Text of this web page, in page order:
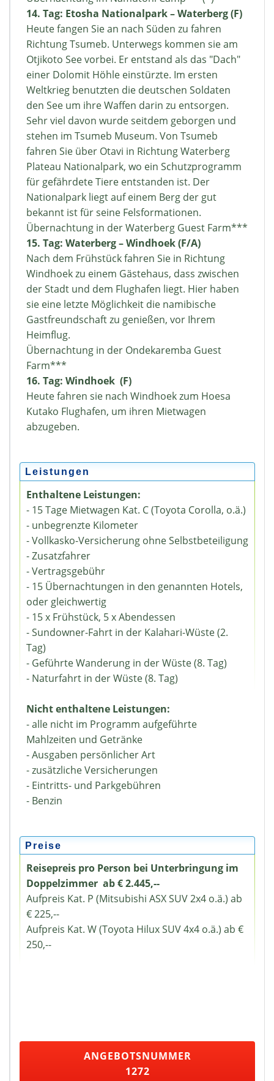
14. Tag: Etosha Nationalpark – Waterberg (F)
Heute fangen Sie an nach Süden zu fahren
Richtung Tsumeb. Unterwegs kommen sie am
Otjikoto See vorbei. Er entstand als das "Dach"
einer Dolomit Höhle einstürzte. Im ersten
Weltkrieg benutzten die deutschen Soldaten
den See um ihre Waffen darin zu entsorgen.
Sehr viel davon wurde seitdem geborgen und
stehen im Tsumeb Museum. Von Tsumeb
fahren Sie über Otavi in Richtung Waterberg
Plateau Nationalpark, wo ein Schutzprogramm
für gefährdete Tiere entstanden ist. Der
Nationalpark liegt auf einem Berg der gut
bekannt ist für seine Felsformationen.
Übernachtung in der Waterberg Guest Farm***
15. Tag: Waterberg – Windhoek (F/A)
Nach dem Frühstück fahren Sie in Richtung
Windhoek zu einem Gästehaus, dass zwischen
der Stadt und dem Flughafen liegt. Hier haben
sie eine letzte Möglichkeit die namibische
Gastfreundschaft zu genießen, vor Ihrem
Heimflug.
Übernachtung in der Ondekaremba Guest
Farm***
16. Tag: Windhoek (F)
Heute fahren sie nach Windhoek zum Hoesa
Kutako Flughafen, um ihren Mietwagen
abzugeben.
Leistungen
Enthaltene Leistungen:
- 15 Tage Mietwagen Kat. C (Toyota Corolla, o.ä.)
- unbegrenzte Kilometer
- Vollkasko-Versicherung ohne Selbstbeteiligung
- Zusatzfahrer
- Vertragsgebühr
- 15 Übernachtungen in den genannten Hotels,
oder gleichwertig
- 15 x Frühstück, 5 x Abendessen
- Sundowner-Fahrt in der Kalahari-Wüste (2.
Tag)
- Geführte Wanderung in der Wüste (8. Tag)
- Naturfahrt in der Wüste (8. Tag)
Nicht enthaltene Leistungen:
- alle nicht im Programm aufgeführte
Mahlzeiten und Getränke
- Ausgaben persönlicher Art
- zusätzliche Versicherungen
- Eintritts- und Parkgebühren
- Benzin
Preise
Reisepreis pro Person bei Unterbringung im
Doppelzimmer ab € 2.445,--
Aufpreis Kat. P (Mitsubishi ASX SUV 2x4 o.ä.) ab
€ 225,--
Aufpreis Kat. W (Toyota Hilux SUV 4x4 o.ä.) ab €
250,--
ANGEBOTSNUMMER
1272